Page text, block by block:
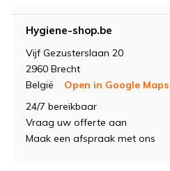
Hygiene-shop.be
Vijf Gezusterslaan 20
2960 Brecht
België
Open in Google Maps
24/7 bereikbaar
Vraag uw offerte aan
Maak een afspraak met ons